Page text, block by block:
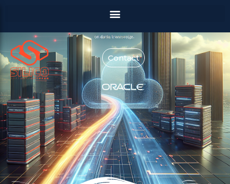
Contact